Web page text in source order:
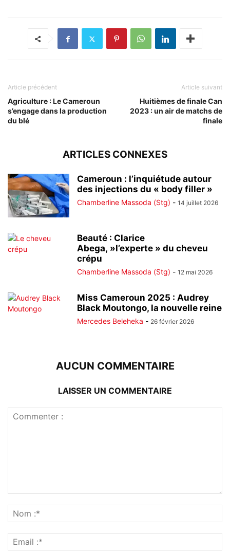
Article précédent
Agriculture : Le Cameroun
s’engage dans la production
du blé
Article suivant
Huitièmes de finale Can
2023 : un air de matchs de
finale
ARTICLES CONNEXES
Cameroun : l’inquiétude autour
des injections du « body filler »
Chamberline Massoda (Stg) - 14 juillet 2026
Beauté : Clarice
Abega, »l’experte » du cheveu
crépu
Chamberline Massoda (Stg) - 12 mai 2026
Miss Cameroun 2025 : Audrey
Black Moutongo, la nouvelle reine
Mercedes Beleheka - 26 février 2026
AUCUN COMMENTAIRE
LAISSER UN COMMENTAIRE